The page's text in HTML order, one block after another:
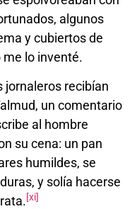
algunos
y cubiertos de
lo inventé.
jornaleros recibían
un comentario
al hombre
su cena: un pan
humildes, se
y solía hacerse
[xi]